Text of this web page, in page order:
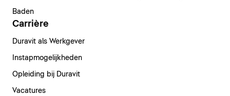
Baden
Carrière
Duravit als Werkgever
Instapmogelijkheden
Opleiding bij Duravit
Vacatures